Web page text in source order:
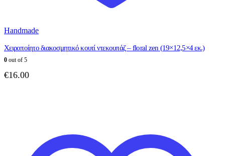
Handmade
Χειροποίητο διακοσμητικό κουτί ντεκουπάζ – floral zen (19×12,5×4 εκ.)
0 out of 5
€16.00